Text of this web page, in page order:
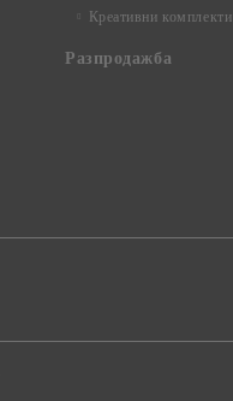
Креативни комплекти
Разпродажба